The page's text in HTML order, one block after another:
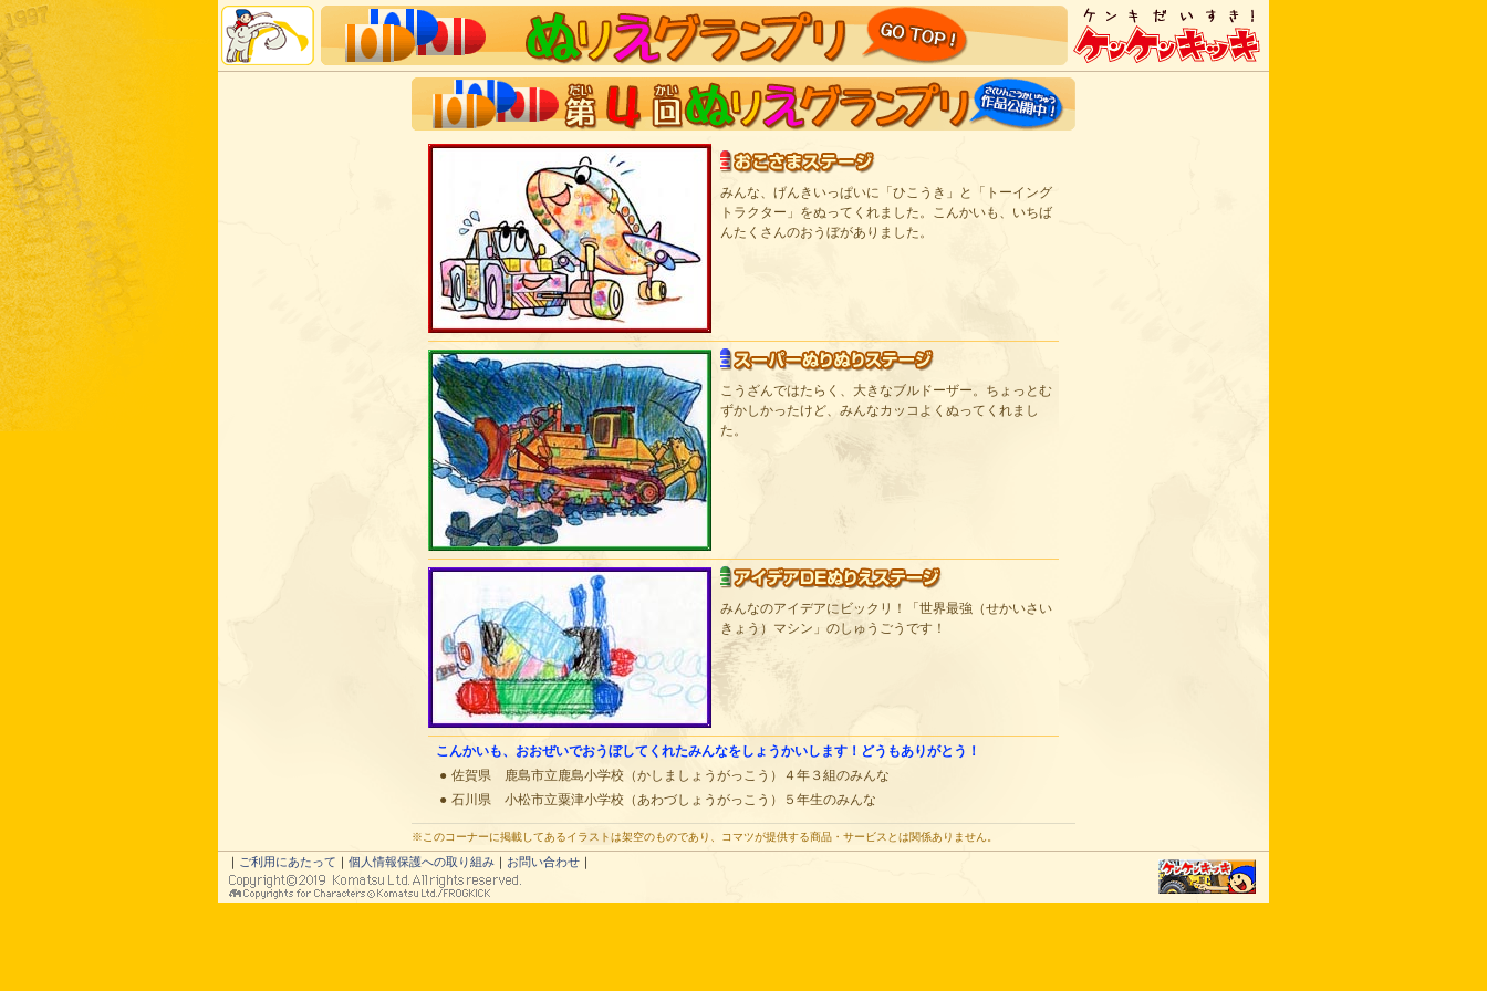
みんな、げんきいっぱいに「ひこうき」と「トーイング
トラクター」をぬってくれました。こんかいも、いちば
んたくさんのおうぼがありました。
こうざんではたらく、大きなブルドーザー。ちょっとむ
ずかしかったけど、みんなカッコよくぬってくれまし
た。
みんなのアイデアにビックリ！「世界最強（せかいさい
きょう）マシン」のしゅうごうです！
こんかいも、おおぜいでおうぼしてくれたみんなをしょうかいします！どうもありがとう！
● 佐賀県 鹿島市立鹿島小学校（かしましょうがっこう）４年３組のみんな
● 石川県 小松市立粟津小学校（あわづしょうがっこう）５年生のみんな
※このコーナーに掲載してあるイラストは架空のものであり、コマツが提供する商品・サービスとは関係ありません。
｜ ご利用にあたって ｜ 個人情報保護への取り組み ｜ お問い合わせ ｜